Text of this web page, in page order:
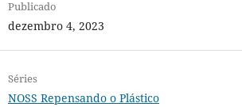
Publicado
dezembro 4, 2023
Séries
NOSS Repensando o Plástico